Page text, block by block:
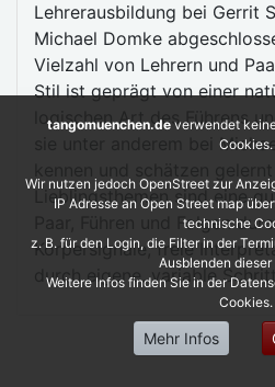
Lehrerausbildung bei Gerrit
Michael Domke
Vielzahl von Lehrern und
Stil ist geprägt von einer
logischen Art des Führens
sie unter anderem bei
Lieblingsthemen sind eine
Paar, Führen und Folgen
Körpersignale, freie
durch eigene, variable
tangomuenchen.de verwendet
Cookies.
Wir nutzen jedoch OpenStreet zur
IP Adresse an Open Street map
technische
z. B. für den Login, die Filter in der
Ausblenden
Weitere Infos finden Sie in der
Cookies.
Mehr Infos